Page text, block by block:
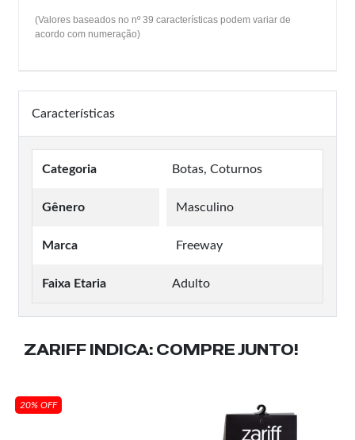
(Valores baseados no nº 39 características podem variar de
acordo com numeração)
Características
Categoria Botas, Coturnos
Gênero Masculino
Marca Freeway
Faixa Etaria Adulto
ZARIFF INDICA: COMPRE JUNTO!
20% OFF